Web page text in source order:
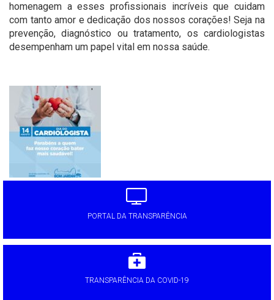
homenagem a esses profissionais incríveis que cuidam
com tanto amor e dedicação dos nossos corações! Seja na
prevenção, diagnóstico ou tratamento, os cardiologistas
desempenham um papel vital em nossa saúde.
PORTAL DA TRANSPARÊNCIA
TRANSPARÊNCIA DA COVID-19
'